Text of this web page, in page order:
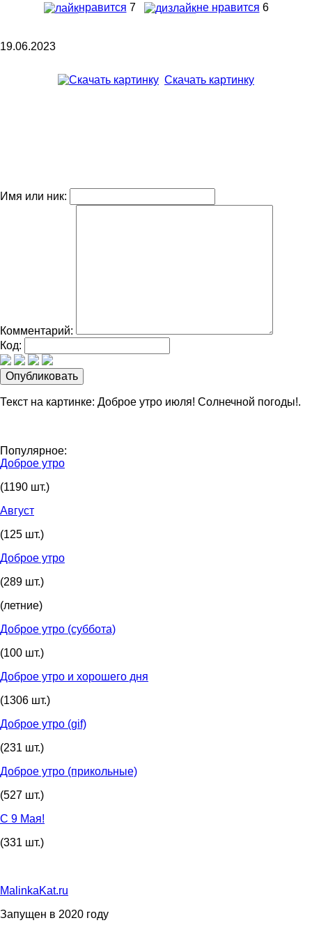
нравится 7 не нравится 6
19.06.2023
Скачать картинку
Имя или ник:
Комментарий:
Код:
Текст на картинке: Доброе утро июля! Солнечной погоды!.
Популярное:
Доброе утро
(1190 шт.)
Август
(125 шт.)
Доброе утро
(289 шт.)
(летние)
Доброе утро (суббота)
(100 шт.)
Доброе утро и хорошего дня
(1306 шт.)
Доброе утро (gif)
(231 шт.)
Доброе утро (прикольные)
(527 шт.)
С 9 Мая!
(331 шт.)
MalinkaKat.ru
Запущен в 2020 году